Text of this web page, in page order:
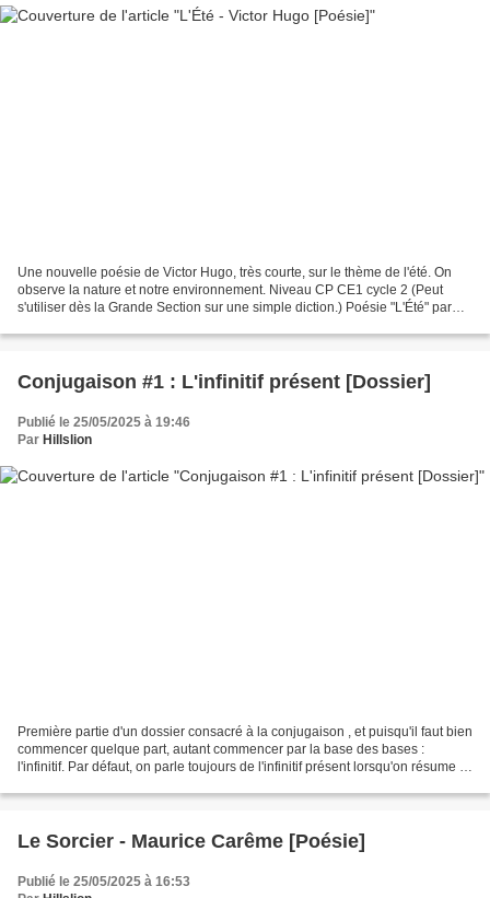
Une nouvelle poésie de Victor Hugo, très courte, sur le thème de l'été. On
observe la nature et notre environnement. Niveau CP CE1 cycle 2 (Peut
s'utiliser dès la Grande Section sur une simple diction.) Poésie "L'Été" par
Conjugaison #1 : L'infinitif présent [Dossier]
Publié le 25/05/2025 à 19:46
Par Hillslion
Première partie d'un dossier consacré à la conjugaison , et puisqu'il faut bien
commencer quelque part, autant commencer par la base des bases :
l'infinitif. Par défaut, on parle toujours de l'infinitif présent lorsqu'on résume le
Le Sorcier - Maurice Carême [Poésie]
Publié le 25/05/2025 à 16:53